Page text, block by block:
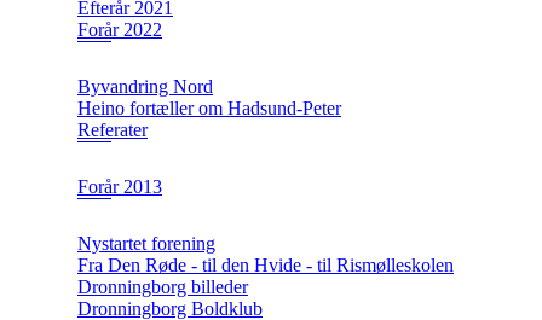
Efterår 2021
Forår 2022
Byvandring Nord
Heino fortæller om Hadsund-Peter
Referater
Forår 2013
Nystartet forening
Fra Den Røde - til den Hvide - til Rismølleskolen
Dronningborg billeder
Dronningborg Boldklub